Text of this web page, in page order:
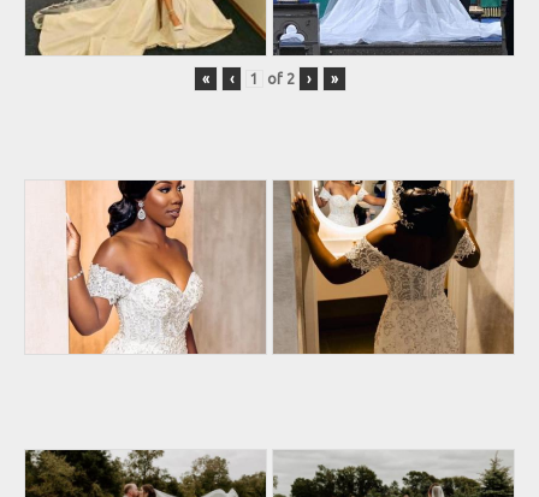
« ‹ of 2 › »